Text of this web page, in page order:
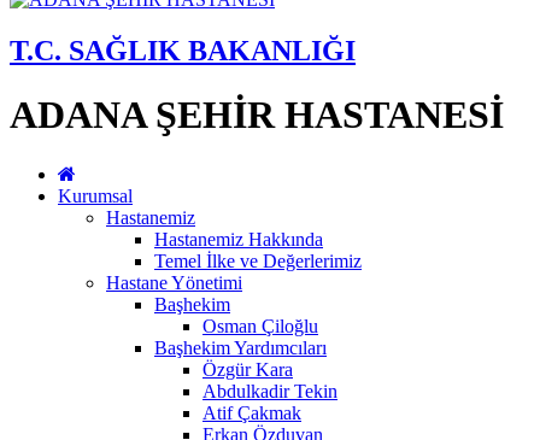
T.C. SAĞLIK BAKANLIĞI
ADANA ŞEHİR HASTANESİ
Kurumsal
Hastanemiz
Hastanemiz Hakkında
Temel İlke ve Değerlerimiz
Hastane Yönetimi
Başhekim
Osman Çiloğlu
Başhekim Yardımcıları
Özgür Kara
Abdulkadir Tekin
Atif Çakmak
Erkan Özduvan